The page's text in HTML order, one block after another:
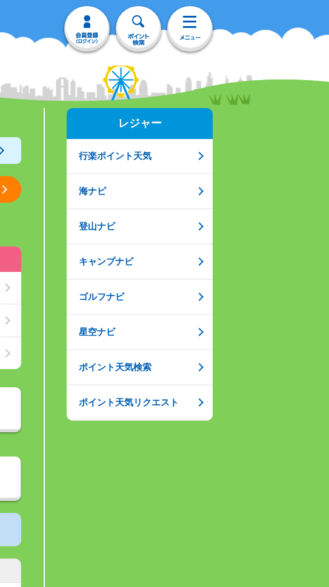
レジャー
行楽ポイント天気
海ナビ
登山ナビ
キャンプナビ
ゴルフナビ
星空ナビ
ポイント天気検索
ポイント天気リクエスト